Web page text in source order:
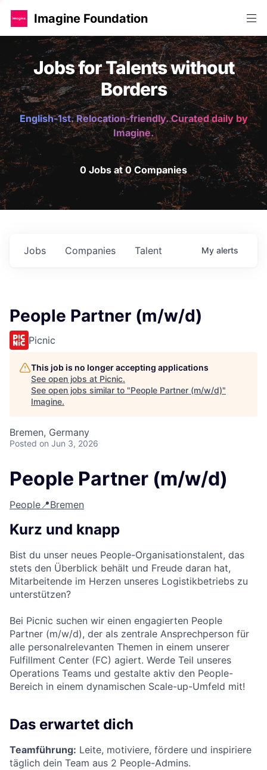
Imagine Foundation
Jobs for Talents without
Borders
English-1st. Relocation-friendly. Curated daily by
Imagine.
0 Jobs at 0 Companies
Jobs Companies Talent My alerts
People Partner (m/w/d)
Picnic
This job is no longer accepting applications
See open jobs at Picnic.
See open jobs similar to "People Partner (m/w/d)"
Imagine.
Bremen, Germany
Posted on Jun 3, 2026
People Partner (m/w/d)
People📍Bremen
Kurz und knapp
Bist du unser neues People-Organisationstalent, das
stets den Überblick behält und Freude daran hat,
Mitarbeitende im Herzen unseres Logistikbetriebs zu
unterstützen?
Bei Picnic suchen wir einen engagierten People
Partner (m/w/d), der als zentrale Ansprechperson für
alle personalrelevanten Themen in einem unserer
Fulfillment Center (FC) agiert. Werde Teil unseres
Operations Teams und gestalte aktiv den People-
Bereich in einem dynamischen Scale-up-Umfeld mit!
Das erwartet dich
Teamführung: Leite, motiviere, fördere und inspiriere
täglich dein Team aus 2 People-Admins.